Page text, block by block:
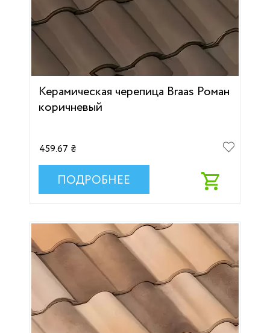
Керамическая черепица Braas Роман
коричневый
459.67 ₴
ПОДРОБНЕЕ